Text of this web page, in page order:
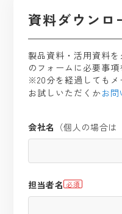
資料ダウンロ
製品資料・活用資料
のフォームに必要事項
※20分を経過しても
お試しいただくかお問
会社名 （個人の場合は
担当者名 必須